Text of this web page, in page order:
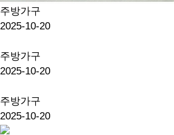
주방가구
2025-10-20
주방가구
2025-10-20
주방가구
2025-10-20